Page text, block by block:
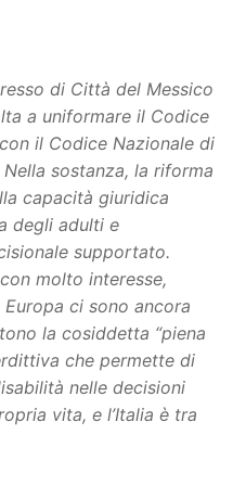
di Città del Messico
a uniformare il Codice
il Codice Nazionale di
sostanza, la riforma
capacità giuridica
degli adulti e
supportato.
molto interesse,
ci sono ancora
la cosiddetta “piena
che permette di
nelle decisioni
vita, e l’Italia è tra